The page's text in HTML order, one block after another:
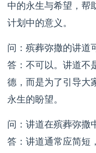
中的永生与希望，帮
计划中的意义。
问：殡葬弥撒的讲道
答：不可以。讲道不
德，而是为了引导大
永生的盼望。
问：讲道在殡葬弥撒
答：讲道通常应简短